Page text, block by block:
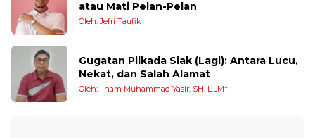
atau Mati Pelan-Pelan
Oleh: Jefri Taufik
Gugatan Pilkada Siak (Lagi): Antara Lucu,
Nekat, dan Salah Alamat
Oleh: Ilham Muhammad Yasir, SH, L.LM*